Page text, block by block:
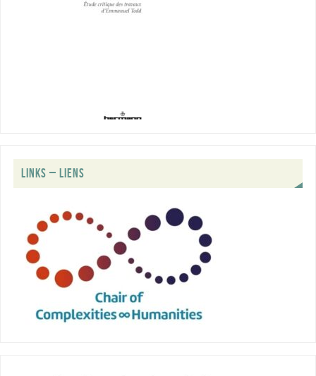
LINKS – LIENS